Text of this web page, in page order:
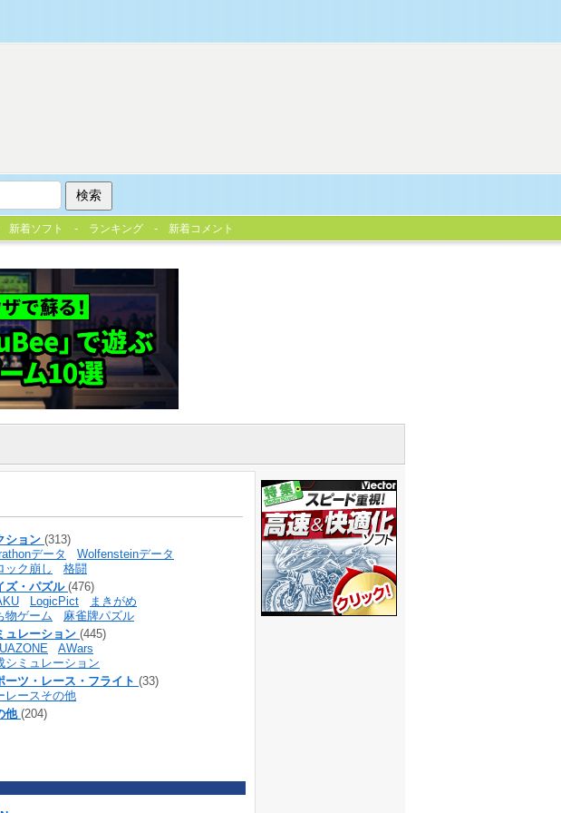
新着ソフト ランキング 新着コメント
ション (313)
データ
Wolfensteinデータ
ック崩し
格闘
ズ・パズル (476)
LogicPict
まきがめ
物ゲーム
麻雀牌パズル
ュレーション (445)
AWars
シミュレーション
ーツ・レース・フライト (33)
レースその他
他 (204)